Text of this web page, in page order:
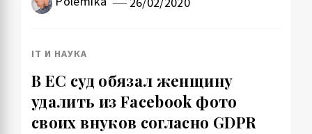
IT И НАУКА
В ЕС суд обязал женщину
удалить из Facebook фото
своих внуков согласно GDPR